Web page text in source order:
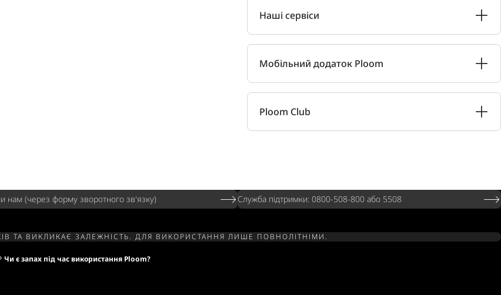
Наші сервіси
Мобільний додаток Ploom
Ploom Club
нам (через форму зворотного зв'язку) Служба підтримки: 0800-508-800 або 5508
ТА ВИКЛИКАЄ ЗАЛЕЖНІСТЬ. ДЛЯ ВИКОРИСТАННЯ ЛИШЕ ПОВНОЛІТНІМИ.
Чи є запах під час використання Ploom?